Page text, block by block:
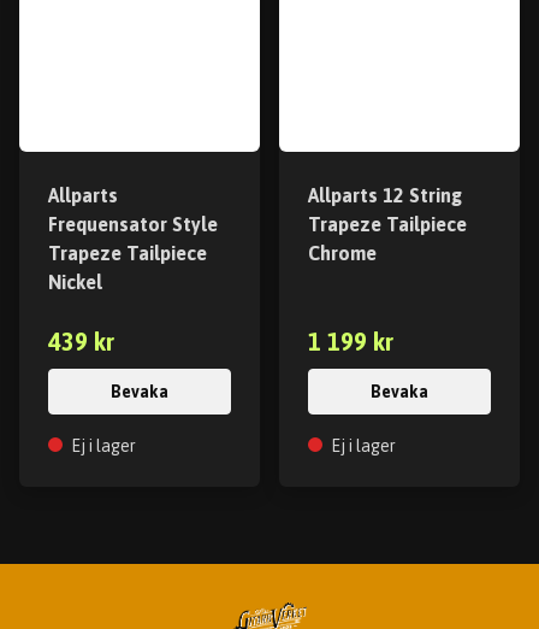
Allparts
Frequensator Style
Trapeze Tailpiece
Nickel
439 kr
Bevaka
Ej i lager
Allparts 12 String
Trapeze Tailpiece
Chrome
1 199 kr
Bevaka
Ej i lager